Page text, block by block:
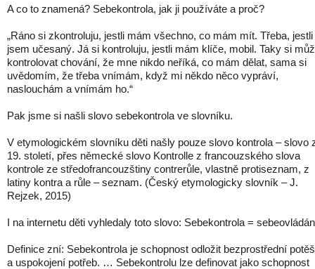
A co to znamená? Sebekontrola, jak ji používáte a proč?
„Ráno si zkontroluju, jestli mám všechno, co mám mít. Třeba, jestli
jsem učesaný. Já si kontroluju, jestli mám klíče, mobil. Taky si
kontrolovat chování, že mne nikdo neříká, co mám dělat, sama si
uvědomím, že třeba vnímám, když mi někdo něco vypráví,
naslouchám a vnímám ho.“
Pak jsme si našli slovo sebekontrola ve slovníku.
V etymologickém slovníku děti našly pouze slovo kontrola – slovo
19. století, přes německé slovo Kontrolle z francouzského slova
kontrole ze středofrancouzštiny contrerůle, vlastně protiseznam, z
latiny kontra a růle – seznam. (Český etymologicky slovník – J.
Rejzek, 2015)
I na internetu děti vyhledaly toto slovo: Sebekontrola =
Definice zní: Sebekontrola je schopnost odložit bezprostřední
a uspokojení potřeb. … Sebekontrolu lze definovat jako schopnost